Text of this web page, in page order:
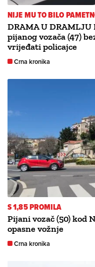
NIJE MU TO BILO
DRAMA U
pijanog vozača (47)
vrijeđati policajce
Crna kronika
S 1,85 PROMILA
Pijani vozač (50) kod
opasne vožnje
Crna kronika